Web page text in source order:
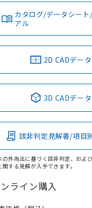
カタログ/データシート
アル
2D CADデータ
3D CADデータ
該非判定見解書/項目
の外為法に基づく該非判定、およ
関する見解が入手できます。
ライン購入